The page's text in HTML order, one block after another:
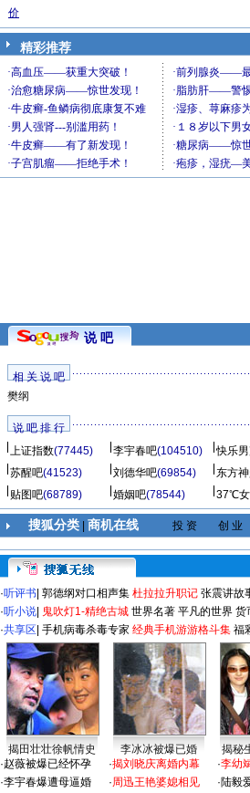
价
精彩推荐
说 吧
相 关 说 吧
樊纲
说 吧 排 行
上证指数(77445) 李宇春吧(104510) 快乐
苏醒吧(41523) 刘德华吧(69854) 东方
贴图吧(68789) 婚姻吧(78544) 37℃
搜狐分类| 商机在线 投 资 创 业
·听评书 郭德纲对口相声集 杜拉拉升职记 张震讲故
·听小说 鬼吹灯1-精绝古城 世界名著 平凡的世界 货
·共享区 手机病毒杀毒专家 经典手机游游格斗集 福
揭田壮壮徐帆情史 李冰冰被爆已婚
揭秘
·赵薇被爆已经怀孕
·李宇春爆遭母逼婚
·揭刘晓庆离婚内幕
·周迅王艳婆媳相见
·李幼
·陆毅